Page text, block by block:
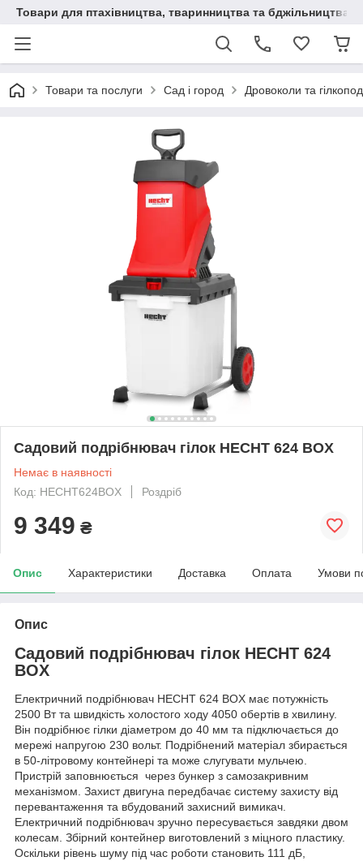
Товари для птахівництва, тваринництва та бджільництва
Товари та послуги Сад і город Дровоколи та
Садовий подрібнювач гілок HECHT 624 BOX
Немає в наявності
Код: HECHT624BOX
Роздріб
9 349 ₴
Опис Характеристики Доставка Оплата Умови
Опис
Садовий подрібнювач гілок HECHT 624
BOX
Електричний подрібнювач HECHT 624 BOX має потужність
2500 Вт та швидкість холостого ходу 4050 обертів в хвилину.
Він подрібнює гілки діаметром до 40 мм та підключається до
мережі напругою 230 вольт. Подрібнений матеріал збирається
в 50-літровому контейнері та може слугувати мульчею.
Пристрій заповнюється через бункер з самозакривним
механізмом. Захист двигуна передбачає систему захисту від
перевантаження та вбудований захисний вимикач.
Електричний подрібнювач зручно пересувається завдяки двом
колесам. Збірний контейнер виготовлений з міцного пластику.
Оскільки рівень шуму під час роботи становить 111 дБ,